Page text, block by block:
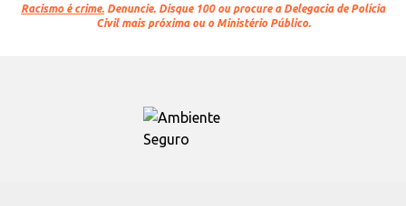
Racismo é crime. Denuncie. Disque 100 ou procure a Delegacia de Polícia
Civil mais próxima ou o Ministério Público.